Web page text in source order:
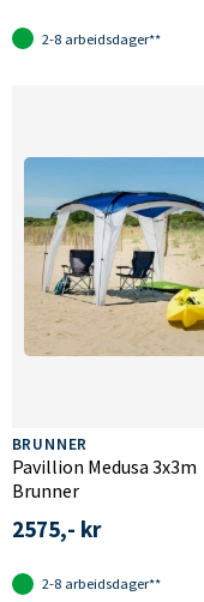
2-8 arbeidsdager**
BRUNNER
Pavillion Medusa 3x3m
Brunner
2575,- kr
2-8 arbeidsdager**